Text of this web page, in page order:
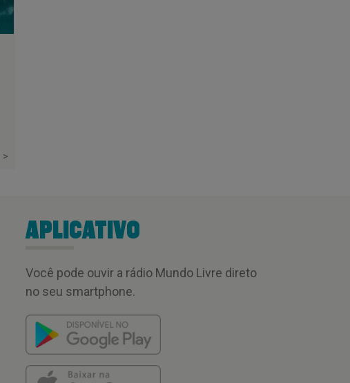
>
APLICATIVO
Você pode ouvir a rádio Mundo Livre direto
no seu smartphone.